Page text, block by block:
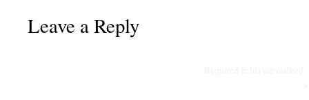
Leave a Reply